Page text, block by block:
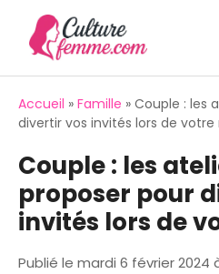
contenu
Accueil » Famille » Couple : les
divertir vos invités lors de votre
Couple : les
proposer pour
invités lors de
Publié le mardi 6 février 2024